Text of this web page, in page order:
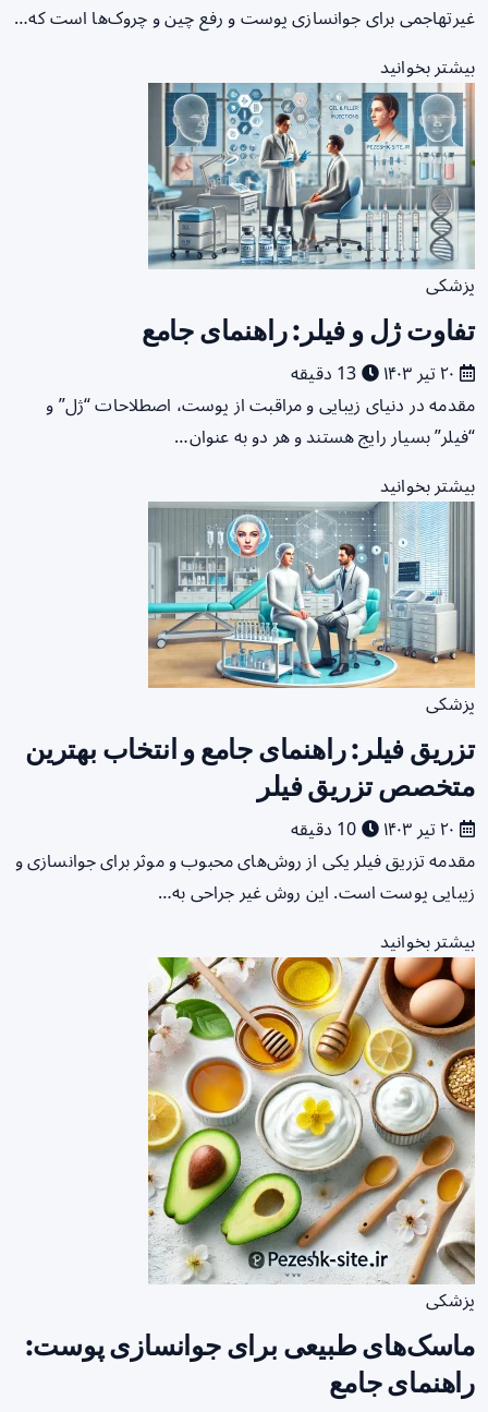
غیرتهاجمی برای جوانسازی پوست و رفع چین و چروک‌ها است که…
بیشتر بخوانید
پزشکی
تفاوت ژل و فیلر: راهنمای جامع
مقدمه در دنیای زیبایی و مراقبت از پوست، اصطلاحات “ژل” و
“فیلر” بسیار رایج هستند و هر دو به عنوان…
بیشتر بخوانید
پزشکی
تزریق فیلر: راهنمای جامع و انتخاب بهترین
متخصص تزریق فیلر
مقدمه تزریق فیلر یکی از روش‌های محبوب و موثر برای جوانسازی و
زیبایی پوست است. این روش غیر جراحی به…
بیشتر بخوانید
پزشکی
ماسک‌های طبیعی برای جوانسازی پوست:
راهنمای جامع